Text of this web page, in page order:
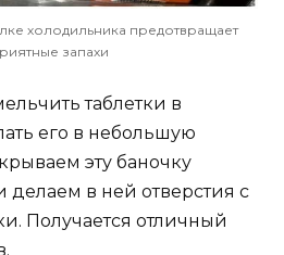
холодильника предотвращает
запахи
таблетки в
его в небольшую
эту баночку
в ней отверстия с
Получается отличный